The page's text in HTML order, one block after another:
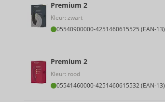
Premium 2
Kleur: zwart
05540900000-4251460615525 (EAN-13)
Premium 2
Kleur: rood
05541460000-4251460615532 (EAN-13)